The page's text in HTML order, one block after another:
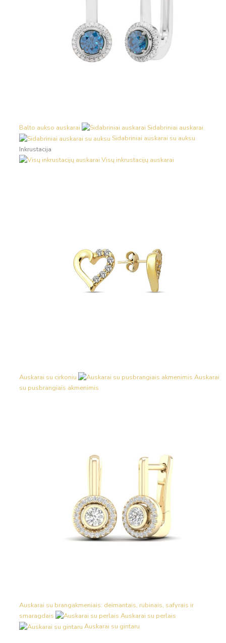
Balto aukso auskarai
Sidabriniai auskarai
Sidabriniai auskarai su auksu
Inkrustacija
Visų inkrustacijų auskarai
Auskarai su cirkoniu
Auskarai
su pusbrangiais akmenimis
Auskarai su brangakmeniais: deimantais, rubinais, safyrais ir
smaragdais
Auskarai su perlais
Auskarai su gintaru